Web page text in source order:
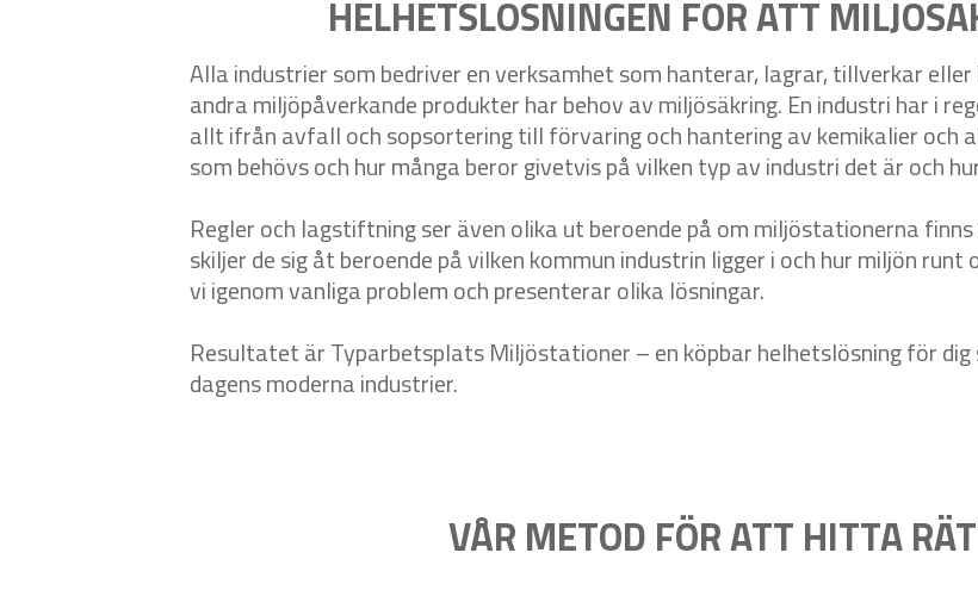
HELHETSLÖSNINGEN FÖR ATT
Alla industrier som bedriver en verksamhet som hanterar, lagrar, tillverkar
andra miljöpåverkande produkter har behov av miljösäkring. En industri har i
allt ifrån avfall och sopsortering till förvaring och hantering av kemikalier och
som behövs och hur många beror givetvis på vilken typ av industri det är och
Regler och lagstiftning ser även olika ut beroende på om miljöstationerna
skiljer de sig åt beroende på vilken kommun industrin ligger i och hur miljön
vi igenom vanliga problem och presenterar olika lösningar.
Resultatet är Typarbetsplats Miljöstationer – en köpbar helhetslösning för
dagens moderna industrier.
VÅR METOD FÖR ATT HITTA